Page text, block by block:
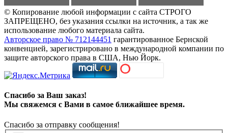
© Копирование любой информации с сайта СТРОГО
ЗАПРЕЩЕНО, без указания ссылки на источник, а так же
использование любого материала сайта.
Авторское право № 712144451 гарантированное Бернской
конвенцией, зарегистрировано в международной компании по
защите авторского права в США, Нью Йорк.
Спасибо за Ваш заказ!
Мы свяжемся с Вами в самое ближайшее время.
Спасибо за отправку сообщения!